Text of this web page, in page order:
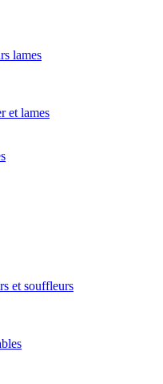
lames
et lames
et souffleurs